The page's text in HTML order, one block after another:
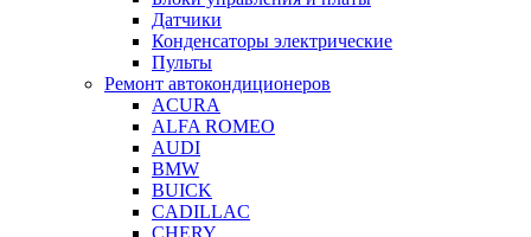
Датчики
Конденсаторы электрические
Пульты
Ремонт автокондиционеров
ACURA
ALFA ROMEO
AUDI
BMW
BUICK
CADILLAC
CHERY